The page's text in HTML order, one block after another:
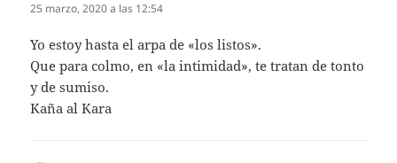
25 marzo, 2020 a las 12:54
Yo estoy hasta el arpa de «los listos».
Que para colmo, en «la intimidad», te tratan de tonto
y de sumiso.
Kaña al Kara